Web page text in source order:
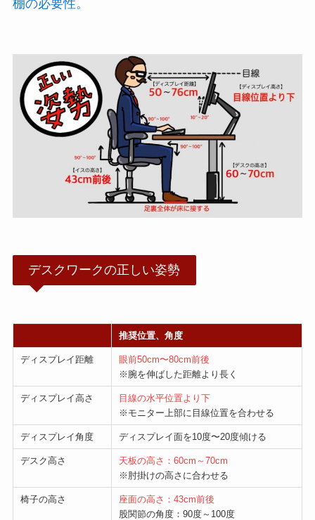
棚の必要性。
デスクワークの正しい姿勢
推奨位置、角度
ディスプレイ距離
眼前50cm〜80cm前後
※腕を伸ばした距離より長く
ディスプレイ高さ
目線の水平位置より下
※モニター上部に目線位置を合わせる
ディスプレイ角度 ディスプレイ面を10度〜20度傾ける
デスク高さ
天板の高さ：60cm～70cm
※肘掛けの高さに合わせる
椅子の高さ
座面の高さ：43cm前後
股関節の角度：90度～100度